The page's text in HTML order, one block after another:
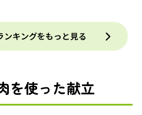
ンキングをもっと見る
を使った献立